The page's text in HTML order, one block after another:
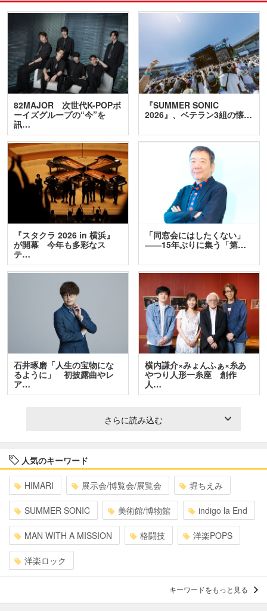
82MAJOR 次世代K-POPボ
ーイズグループの“今”を
訊…
『SUMMER SONIC
2026』、ベテラン3組の懐…
『スタクラ 2026 in 横浜』
が開幕 今年も多彩なス
テ…
「同窓会にはしたくない」
――15年ぶりに集う「第…
石井琢磨「人生の宝物にな
るように」 初披露曲やレ
ア…
横内謙介×みょんふぁ×糸あ
やつり人形一糸座 創作
人…
さらに読み込む
人気のキーワード
HIMARI 展示会/博覧会/展覧会 堀ちえみ
SUMMER SONIC 美術館/博物館 indigo la End
MAN WITH A MISSION 格闘技 洋楽POPS
洋楽ロック
キーワードをもっと見る